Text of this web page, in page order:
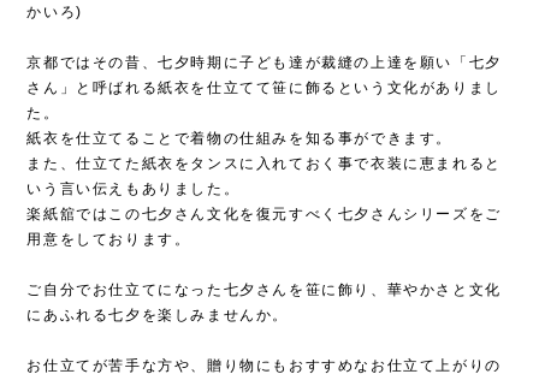
かいろ)
京都ではその昔、七夕時期に子ども達が裁縫の上達を願い「七夕
さん」と呼ばれる紙衣を仕立てて笹に飾るという文化がありまし
た。
紙衣を仕立てることで着物の仕組みを知る事ができます。
また、仕立てた紙衣をタンスに入れておく事で衣装に恵まれると
いう言い伝えもありました。
楽紙舘ではこの七夕さん文化を復元すべく七夕さんシリーズをご
用意をしております。
ご自分でお仕立てになった七夕さんを笹に飾り、華やかさと文化
にあふれる七夕を楽しみませんか。
お仕立てが苦手な方や、贈り物にもおすすめなお仕立て上がりの